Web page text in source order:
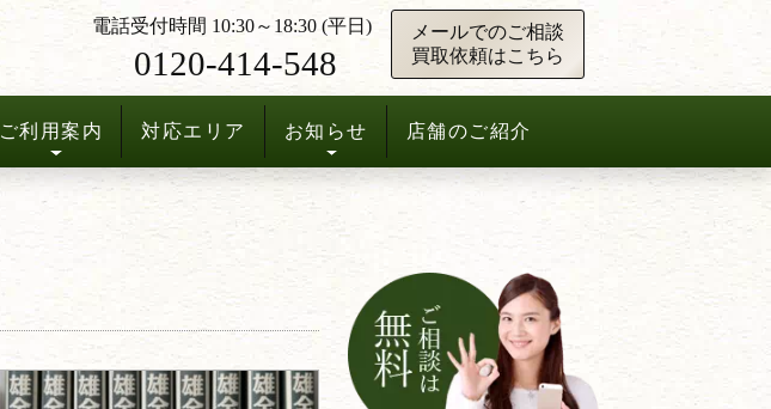
ご利用案内 対応エリア お知らせ 店舗のご紹介
電話受付時間 10:30～18:30 (平日)
0120-414-548
メールでのご相談
買取依頼はこちら